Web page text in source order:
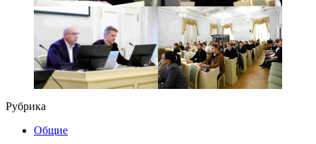
Рубрика
Общие